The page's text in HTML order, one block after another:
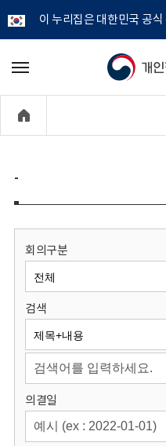
이 누리집은 대한민국 공
개
정
보
원
회
메
기
-
회의구분
검색
의결일